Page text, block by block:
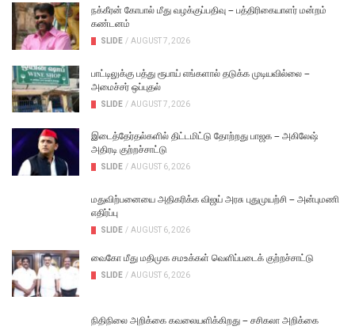
நக்கீரன் கோபால் மீது வழக்குப்பதிவு – பத்திரிகையாளர் மன்றம்
கண்டனம்
SLIDE / AUGUST 7, 2026
பாட்டிலுக்கு பத்து ரூபாய் எங்களால் தடுக்க முடியவில்லை –
அமைச்சர் ஒப்புதல்
SLIDE / AUGUST 7, 2026
இடைத்தேர்தல்களில் திட்டமிட்டு தோற்றது பாஜக – அகிலேஷ்
அதிரடி குற்றச்சாட்டு
SLIDE / AUGUST 6, 2026
மதுவிற்பனையை அதிகரிக்க விஜய் அரசு புதுமுயற்சி – அன்புமணி
எதிர்ப்பு
SLIDE / AUGUST 6, 2026
வைகோ மீது மதிமுக சமஉக்கள் வெளிப்படைக் குற்றச்சாட்டு
SLIDE / AUGUST 6, 2026
நிதிநிலை அறிக்கை கவலையளிக்கிறது – சசிகலா அறிக்கை